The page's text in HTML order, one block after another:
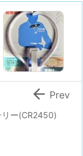
ー(CR2450)
 Prev